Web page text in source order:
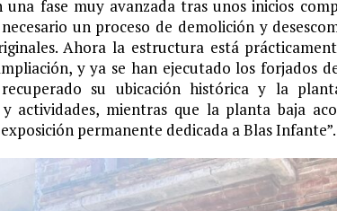
una fase muy avanzada tras unos inicios
un proceso de demolición y
Ahora la estructura está
y ya se han ejecutado los forjados
su ubicación histórica y la
y actividades, mientras que la planta baja
permanente dedicada a Blas Infante”.